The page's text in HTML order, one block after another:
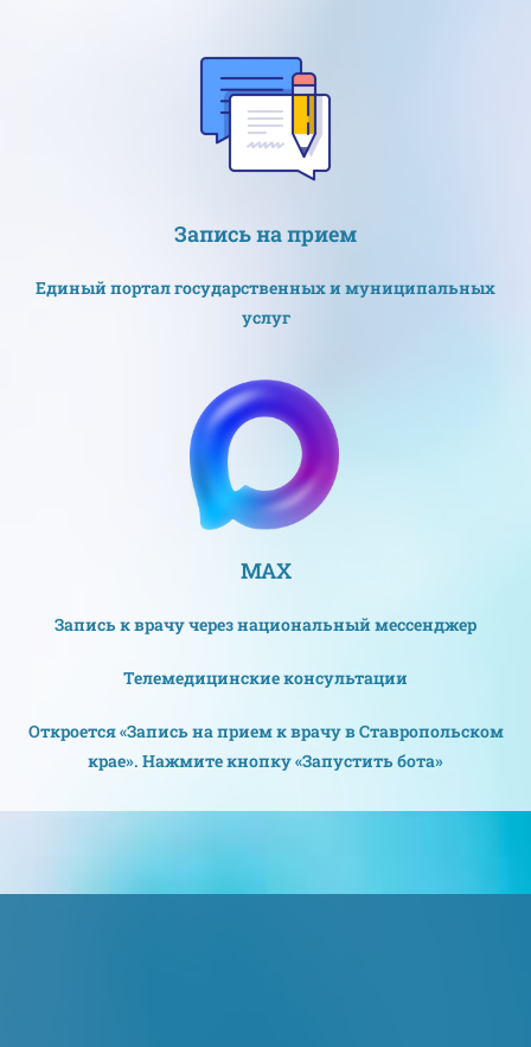
Запись на прием
Единый портал государственных и муниципальных
услуг
МАХ
Запись к врачу через национальный мессенджер
Телемедицинские консультации
Откроется «Запись на прием к врачу в Ставропольском
крае». Нажмите кнопку «Запустить бота»